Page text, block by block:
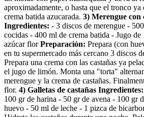
aproximadamente, o hasta que el tronco ya
crema batida azucarada. 3) Merengue con
Ingredientes: - 3 discos de merengue -
cocidas - 400 ml de crema batida - Jugo
azúcar florPreparación: Prepara (con
en tu supermercado más cercano 3 discos
Prepara una crema con las castañas ya
el jugo de limón. Monta una "torta"
merengue y la crema de castañas.
flor. 4) Galletas de castañas Ingredientes:
100 gr de harina - 50 gr de avena - 100 gr
huevo - 50 ml de leche - 1 pizca de